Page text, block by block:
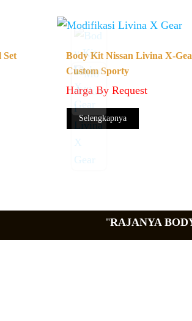
Set
Body Kit Nissan Livina X-
Custom Sporty
Harga By Request
Selengkapnya
"RAJANYA